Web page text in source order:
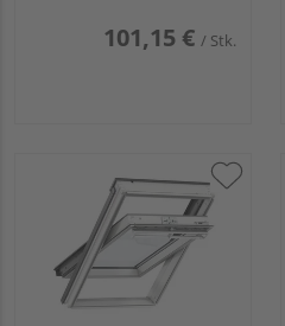
101,15 € / Stk.